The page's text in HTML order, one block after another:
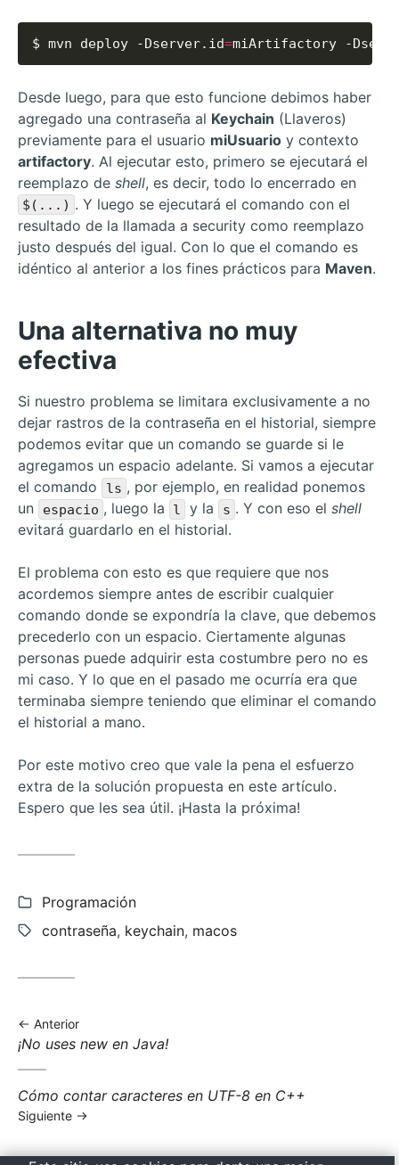
$ mvn deploy -Dserver.id=miArtifactory -
Desde luego, para que esto funcione debimos haber
agregado una contraseña al Keychain (Llaveros)
previamente para el usuario miUsuario y contexto
artifactory. Al ejecutar esto, primero se ejecutará el
reemplazo de shell, es decir, todo lo encerrado en
$(...) . Y luego se ejecutará el comando con el
resultado de la llamada a security como reemplazo
justo después del igual. Con lo que el comando es
idéntico al anterior a los fines prácticos para Maven.
Una alternativa no muy
efectiva
Si nuestro problema se limitara exclusivamente a no
dejar rastros de la contraseña en el historial, siempre
podemos evitar que un comando se guarde si le
agregamos un espacio adelante. Si vamos a ejecutar
el comando
ls , por ejemplo, en realidad ponemos
un
espacio , luego la l y la s . Y con eso el shell
evitará guardarlo en el historial.
El problema con esto es que requiere que nos
acordemos siempre antes de escribir cualquier
comando donde se expondría la clave, que debemos
precederlo con un espacio. Ciertamente algunas
personas puede adquirir esta costumbre pero no es
mi caso. Y lo que en el pasado me ocurría era que
terminaba siempre teniendo que eliminar el comando
el historial a mano.
Por este motivo creo que vale la pena el esfuerzo
extra de la solución propuesta en este artículo.
Espero que les sea útil. ¡Hasta la próxima!
Categorías:
Programación
Etiquetas:
contraseña, keychain, macos
Anterior
Anterior
¡No uses new en Java!
Siguiente
entrada:
Cómo contar caracteres en UTF-8 en C++
Siguiente